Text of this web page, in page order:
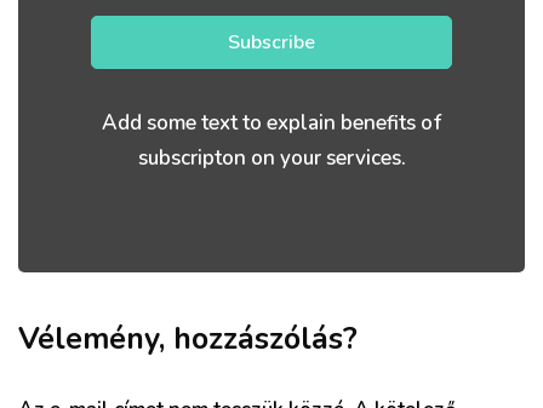
Subscribe
Add some text to explain benefits of
subscripton on your services.
Vélemény, hozzászólás?